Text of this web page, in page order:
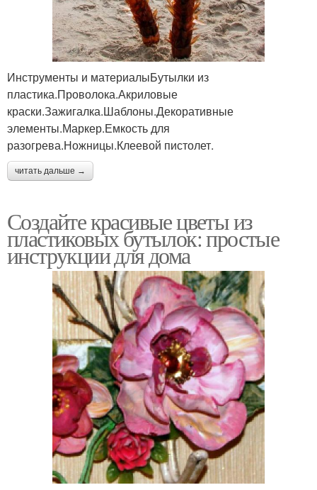
Инструменты и материалыБутылки из
пластика.Проволока.Акриловые
краски.Зажигалка.Шаблоны.Декоративные
элементы.Маркер.Емкость для
разогрева.Ножницы.Клеевой пистолет.
читать дальше →
Создайте красивые цветы из
пластиковых бутылок: простые
инструкции для дома